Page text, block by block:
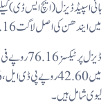
میں ایندھن کی اصل لاگت 314.16 روپے فی لیٹر ہے، جو کل قیمت کا 75.8 فیصد بنتی ہے۔
لیوی شامل ہیں۔